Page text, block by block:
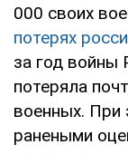
000 своих
потерях
за год войны
потеряла
военных. При
ранеными